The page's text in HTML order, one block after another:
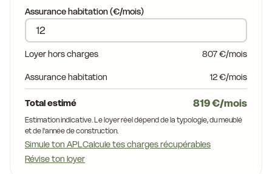
23,6 €
Assurance habitation (€/mois)
Loyer hors charges 807 €/mois
Assurance habitation 12 €/mois
Total estimé 819 €/mois
Estimation indicative. Le loyer réel dépend de la typologie, du meublé
et de l'année de construction.
Simule ton APLCalcule tes charges récupérables
Révise ton loyer